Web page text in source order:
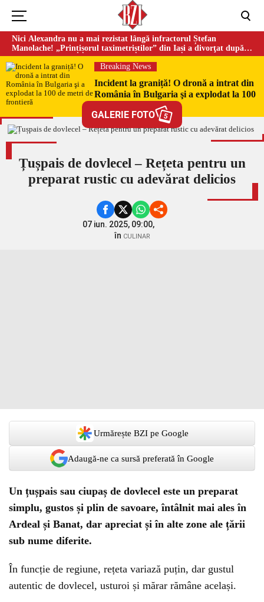
Nici Alexandra nu a mai rezistat lângă infractorul Ștefan
Manolache! „Prințișorul taximetriștilor” din Iași a divorţat după
doi ani de căsnicie
Breaking News
Incident la graniță! O dronă a intrat din
România în Bulgaria şi a explodat la 100
de metri de frontieră
GALERIE FOTO 5
Țușpais de dovlecel – Rețeta pentru un
preparat rustic cu adevărat delicios
07 iun. 2025, 09:00,
în CULINAR
Urmărește BZI pe Google
Adaugă-ne ca sursă preferată în Google
Un țușpais sau ciupaș de dovlecel este un preparat
simplu, gustos și plin de savoare, întâlnit mai ales în
Ardeal și Banat, dar apreciat și în alte zone ale țării
sub nume diferite.
În funcție de regiune, rețeta variază puțin, dar gustul
autentic de dovlecel, usturoi și mărar rămâne același.